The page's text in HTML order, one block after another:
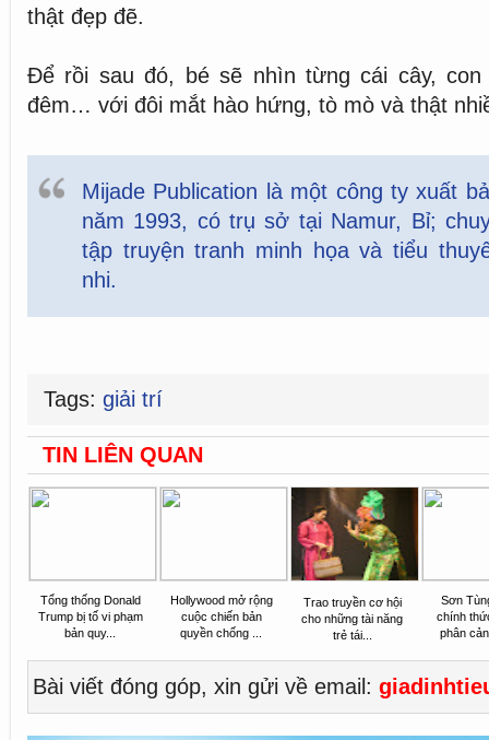
thật đẹp đẽ.
Để rồi sau đó, bé sẽ nhìn từng cái cây,
đêm… với đôi mắt hào hứng, tò mò và thật
Mijade Publication là một công ty xuất
năm 1993, có trụ sở tại Namur, Bỉ;
tập truyện tranh minh họa và tiểu
nhi.
Tags: giải trí
TIN LIÊN QUAN
Tổng thống Donald
Trump bị tố vi phạm
bản quy...
Hollywood mở rộng
cuộc chiến bản
quyền chống ...
Trao truyền cơ hội
cho những tài năng
trẻ tái...
Sơn
chính
phân
Bài viết đóng góp, xin gửi về email: